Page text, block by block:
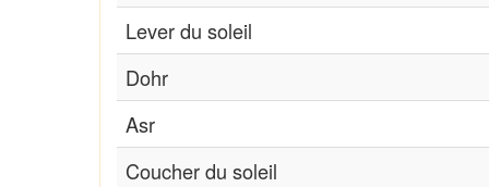
Lever du soleil
Dohr
Asr
Coucher du soleil